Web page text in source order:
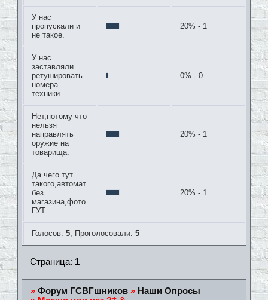
У нас
пропускали и
не такое.
20% - 1
У нас
заставляли
ретушировать
номера
техники.
0% - 0
Нет,потому что
нельзя
направлять
оружие на
товарища.
20% - 1
Да чего тут
такого,автомат
без
магазина,фото
ГУТ.
20% - 1
Голосов:5; Проголосовали:5
Страница: 1
»Форум ГСВГшников » Наши Опросы